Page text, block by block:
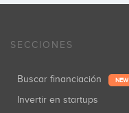
SECCIONES
Buscar financiación NEW
Invertir en startups